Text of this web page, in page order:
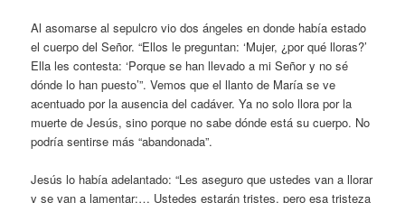
Al asomarse al sepulcro vio dos ángeles en donde había estado
el cuerpo del Señor. “Ellos le preguntan: ‘Mujer, ¿por qué lloras?’
Ella les contesta: ‘Porque se han llevado a mi Señor y no sé
dónde lo han puesto’”. Vemos que el llanto de María se ve
acentuado por la ausencia del cadáver. Ya no solo llora por la
muerte de Jesús, sino porque no sabe dónde está su cuerpo. No
podría sentirse más “abandonada”.
Jesús lo había adelantado: “Les aseguro que ustedes van a llorar
y se van a lamentar;… Ustedes estarán tristes, pero esa tristeza